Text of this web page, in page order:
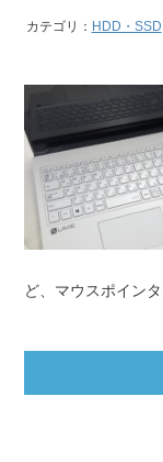
カテゴリ： HDD・SSD
ど、マウスポイン